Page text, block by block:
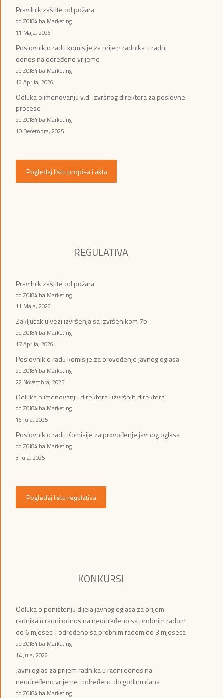
Pravilnik zaštite od požara
od ZOI84.ba Marketing
11 Maja, 2026
Poslovnik o radu komisije za prijem radnika u radni
odnos na određeno vrijeme
od ZOI84.ba Marketing
16 Aprila, 2026
Odluka o imenovanju v.d. izvršnog direktora za poslovne
procese
od ZOI84.ba Marketing
10 Decembra, 2025
Pogledaj listu propisa i akta
REGULATIVA
Pravilnik zaštite od požara
od ZOI84.ba Marketing
11 Maja, 2026
Zaključak u vezi izvršenja sa izvršenikom 7b
od ZOI84.ba Marketing
17 Aprila, 2026
Poslovnik o radu komisije za provođenje javnog oglasa
od ZOI84.ba Marketing
22 Novembra, 2025
Odluka o imenovanju direktora i izvršnih direktora
od ZOI84.ba Marketing
16 Jula, 2025
Poslovnik o radu Komisije za provođenje javnog oglasa
od ZOI84.ba Marketing
3 Jula, 2025
Pogledaj listu regulativa
KONKURSI
Odluka o poništenju dijela javnog oglasa za prijem
radnika u radni odnos na neodređeno sa probnim radom
do 6 mjeseci i određeno sa probnim radom do 3 mjeseca
od ZOI84.ba Marketing
14 Jula, 2026
Javni oglas za prijem radnika u radni odnos na
neodređeno vrijeme i određeno do godinu dana
od ZOI84.ba Marketing